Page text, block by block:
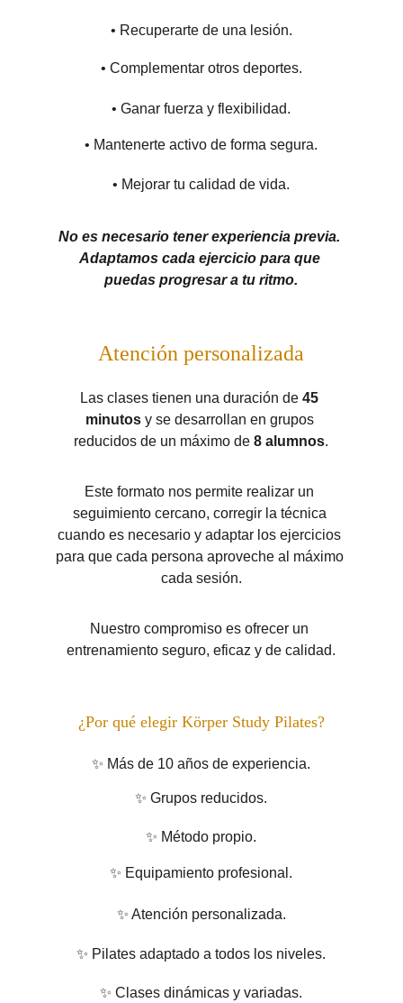
• Recuperarte de una lesión.
• Complementar otros deportes.
• Ganar fuerza y flexibilidad.
• Mantenerte activo de forma segura.
• Mejorar tu calidad de vida.
No es necesario tener experiencia previa.
Adaptamos cada ejercicio para que
puedas progresar a tu ritmo.
Atención personalizada
Las clases tienen una duración de 45
minutos y se desarrollan en grupos
reducidos de un máximo de 8 alumnos.
Este formato nos permite realizar un
seguimiento cercano, corregir la técnica
cuando es necesario y adaptar los ejercicios
para que cada persona aproveche al máximo
cada sesión.
Nuestro compromiso es ofrecer un
entrenamiento seguro, eficaz y de calidad.
¿Por qué elegir Körper Study Pilates?
✨ Más de 10 años de experiencia.
✨ Grupos reducidos.
✨ Método propio.
✨ Equipamiento profesional.
✨ Atención personalizada.
✨ Pilates adaptado a todos los niveles.
✨ Clases dinámicas y variadas.